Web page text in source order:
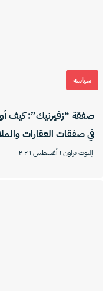
سياسة
صفقة “زفيرنيك”: كيف
في صفقات العقارات
إليوت براون١٠ أغسطس ٢٠٢٦